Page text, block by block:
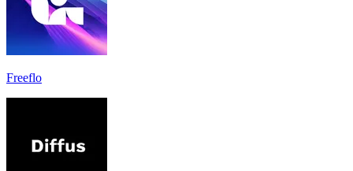
Freeflo